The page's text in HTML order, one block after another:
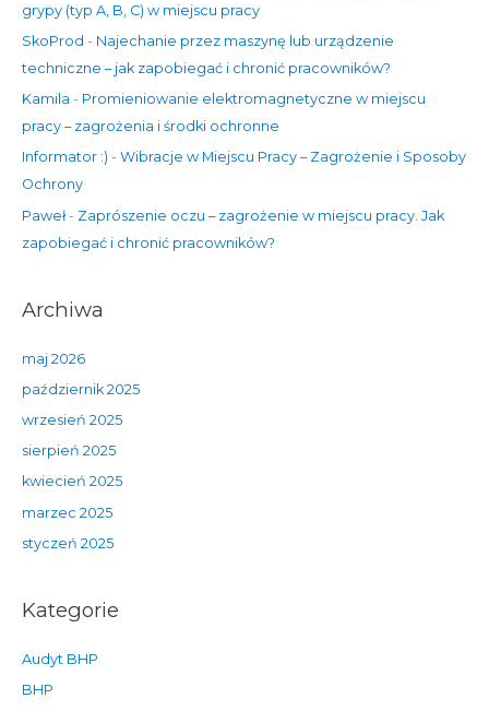
grypy (typ A, B, C) w miejscu pracy
SkoProd - Najechanie przez maszynę lub urządzenie
techniczne – jak zapobiegać i chronić pracowników?
Kamila - Promieniowanie elektromagnetyczne w miejscu
pracy – zagrożenia i środki ochronne
Informator :) - Wibracje w Miejscu Pracy – Zagrożenie i Sposoby
Ochrony
Paweł- Zaprószenie oczu – zagrożenie w miejscu pracy. Jak
zapobiegać i chronić pracowników?
Archiwa
maj 2026
październik 2025
wrzesień 2025
sierpień 2025
kwiecień 2025
marzec 2025
styczeń 2025
Kategorie
Audyt BHP
BHP